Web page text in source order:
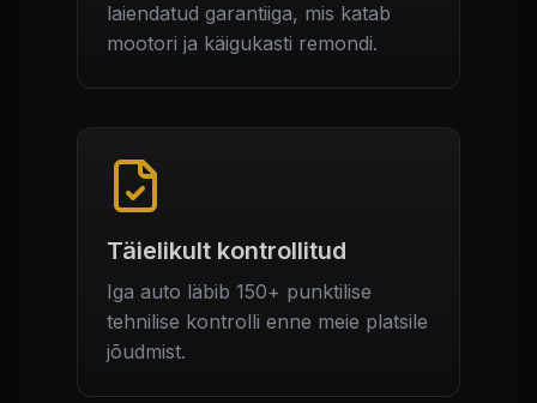
laiendatud garantiiga, mis katab
mootori ja käigukasti remondi.
Täielikult kontrollitud
Iga auto läbib 150+ punktilise
tehnilise kontrolli enne meie platsile
jõudmist.